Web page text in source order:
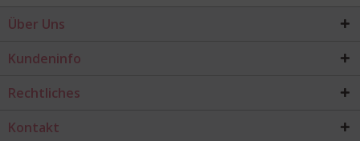
Über Uns
Kundeninfo
Rechtliches
Kontakt